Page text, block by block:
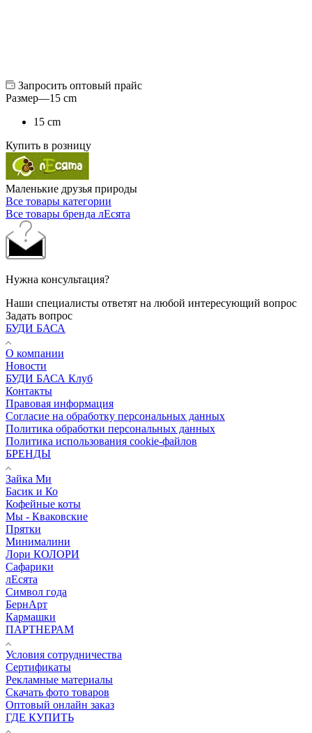
Запросить оптовый прайс
Размер—15 cm
15 cm
Купить в розницу
Маленькие друзья природы
Все товары категории
Все товары бренда лЕсята
Нужна консультация?
Наши специалисты ответят на любой интересующий вопрос
Задать вопрос
БУДИ БАСА
О компании
Новости
БУДИ БАСА Клуб
Контакты
Правовая информация
Согласие на обработку персональных данных
Политика обработки персональных данных
Политика использования cookie-файлов
БРЕНДЫ
Зайка Ми
Басик и Ко
Кофейные коты
Мы - Кваковские
Прятки
Минималини
Лори КОЛОРИ
Сафарики
лЕсята
Символ года
БернАрт
Кармашки
ПАРТНЕРАМ
Условия сотрудничества
Сертификаты
Рекламные материалы
Скачать фото товаров
Оптовый онлайн заказ
ГДЕ КУПИТЬ